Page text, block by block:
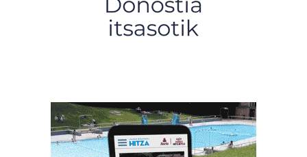
neurtzeko, jendeari buruzko informazioa biltzeko eta
produktuak garatzeko. Zure datuak nork eta zertarako
erabiltzen dituen hauta dezakezu.
bazkideen zerrenda, beren ustez zein helburutarako
duten interes legitimoa eta horren aurka nola egin
dezakezun ikusteko.